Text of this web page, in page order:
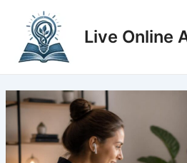
Inhalt
springen
Live Online